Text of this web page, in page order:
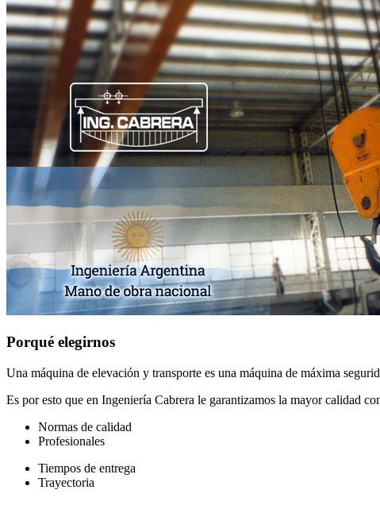
Porqué elegirnos
Una máquina de elevación y transporte es una máquina de máxima
Es por esto que en Ingeniería Cabrera le garantizamos la mayor calidad
Normas de calidad
Profesionales
Tiempos de entrega
Trayectoria